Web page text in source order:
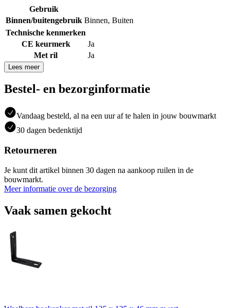
Gebruik
Binnen/buitengebruik Binnen, Buiten
Technische kenmerken
CE keurmerk
Ja
Met ril
Ja
Lees meer
Bestel- en bezorginformatie
Vandaag besteld, al na een uur af te halen in jouw bouwmarkt
30 dagen bedenktijd
Retourneren
Je kunt dit artikel binnen 30 dagen na aankoop ruilen in de
bouwmarkt.
Meer informatie over de bezorging
Vaak samen gekocht